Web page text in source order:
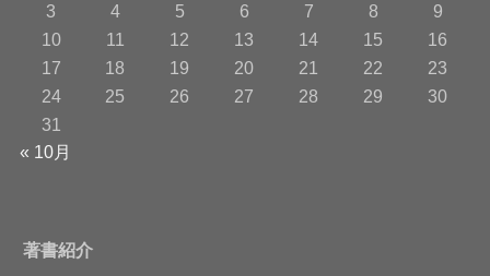
3
4 5 6 7 8
9
10
11 12 13 14 15
16
17
18 19 20 21 22
23
24
25 26 27 28 29
30
31
« 10月
著書紹介